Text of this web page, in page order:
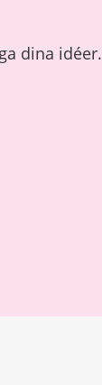
dina idéer.